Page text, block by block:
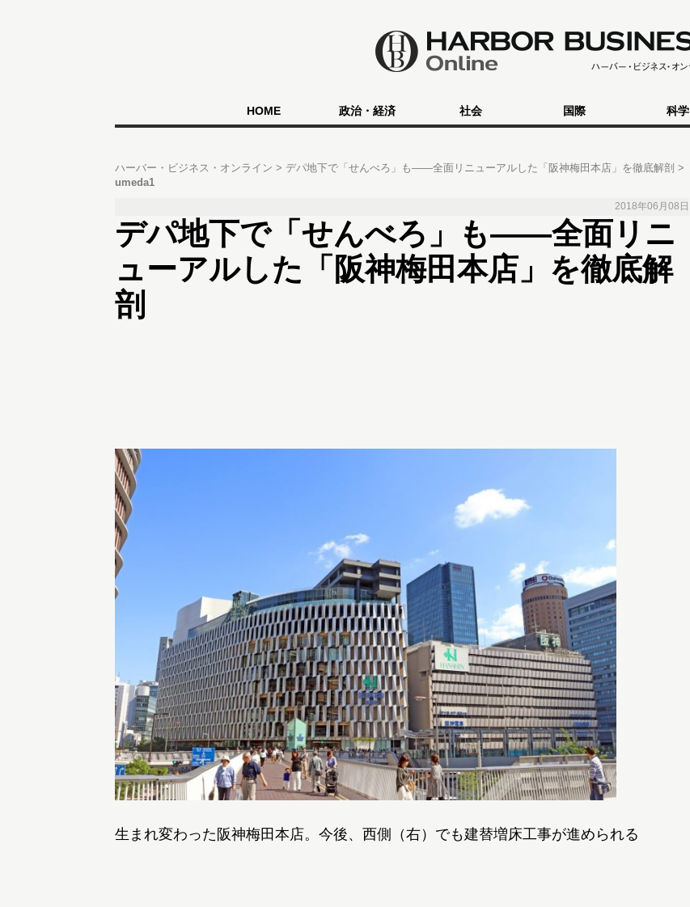
HOME 政治・経済 社会 国際 科学
ハーバー・ビジネス・オンライン
デパ地下で「せんべろ」も――全面リニューアルした「阪神梅田本店」を徹底解剖
umeda1
2018年06月08日
デパ地下で「せんべろ」も――全面リニ
ューアルした「阪神梅田本店」を徹底解
剖
生まれ変わった阪神梅田本店。今後、西側（右）でも建替増床工事が進められる